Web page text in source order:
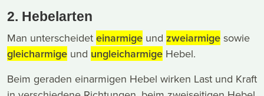
2. Hebelarten
Man unterscheidet einarmige und zweiarmige sowie
gleicharmige und ungleicharmige Hebel.
Beim geraden einarmigen Hebel wirken Last und Kraft